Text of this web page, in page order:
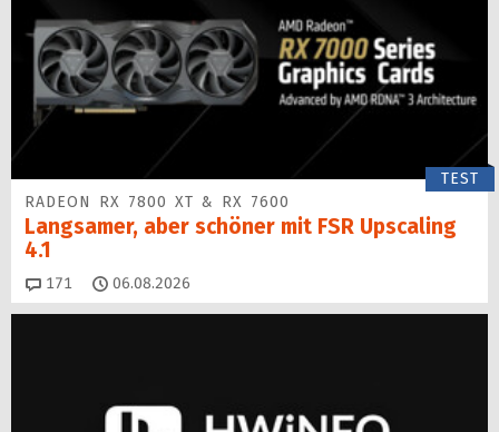
TEST
RADEON RX 7800 XT & RX 7600
Langsamer, aber schöner mit FSR Upscaling
4.1
171 Kommentare
06.08.2026